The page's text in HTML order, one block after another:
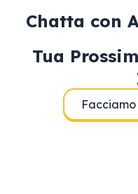
Chatta con
Tua